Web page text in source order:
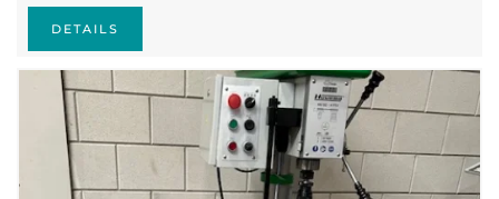
DETAILS